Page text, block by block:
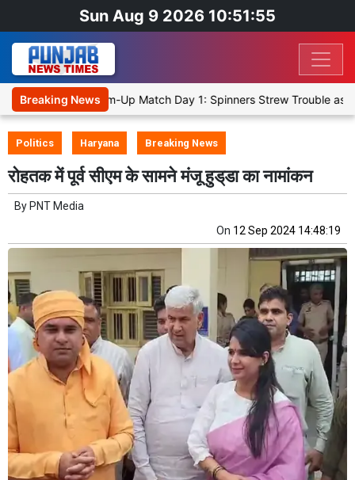
Sun Aug 9 2026 10:51:55
Breaking News
XI, Warm-Up Match Day 1: Spinners Strew Trouble as SLC
Politics Haryana Breaking News
रोहतक में पूर्व सीएम के सामने मंजू हुड्‌डा का नामांकन
By PNT Media
On 12 Sep 2024 14:48:19